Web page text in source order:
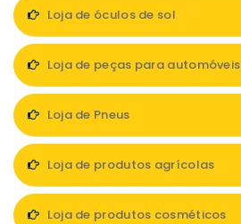
Loja de óculos de sol
Loja de peças para automóveis
Loja de Pneus
Loja de produtos agrícolas
Loja de produtos cosméticos